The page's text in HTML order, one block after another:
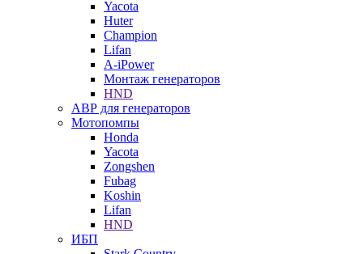
Yacota
Huter
Champion
Lifan
A-iPower
Монтаж генераторов
HND
АВР для генераторов
Мотопомпы
Honda
Yacota
Zongshen
Fubag
Koshin
Lifan
HND
ИБП